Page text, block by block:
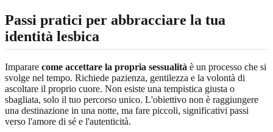
Passi pratici per abbracciare la tua
identità lesbica
Imparare come accettare la propria sessualità è un processo che si
svolge nel tempo. Richiede pazienza, gentilezza e la volontà di
ascoltare il proprio cuore. Non esiste una tempistica giusta o
sbagliata, solo il tuo percorso unico. L'obiettivo non è raggiungere
una destinazione in una notte, ma fare piccoli, significativi passi
verso l'amore di sé e l'autenticità.